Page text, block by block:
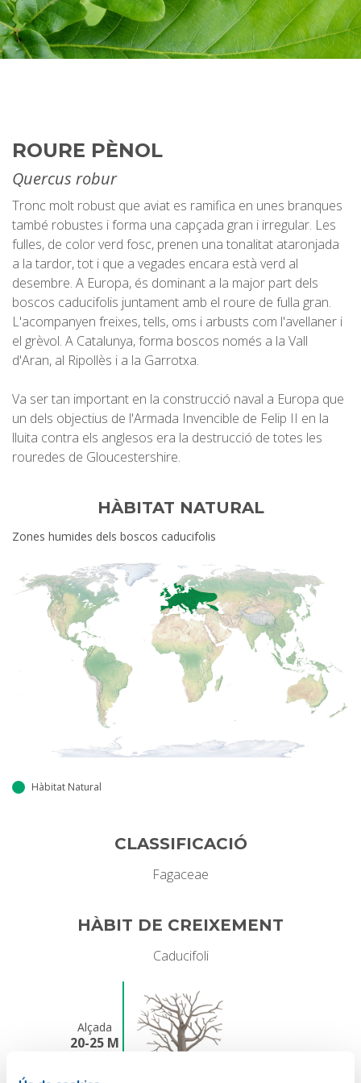
ROURE PÈNOL
Quercus robur
Tronc molt robust que aviat es ramifica en unes branques
també robustes i forma una capçada gran i irregular. Les
fulles, de color verd fosc, prenen una tonalitat ataronjada
a la tardor, tot i que a vegades encara està verd al
desembre. A Europa, és dominant a la major part dels
boscos caducifolis juntament amb el roure de fulla gran.
L'acompanyen freixes, tells, oms i arbusts com l'avellaner i
el grèvol. A Catalunya, forma boscos només a la Vall
d'Aran, al Ripollès i a la Garrotxa.
Va ser tan important en la construcció naval a Europa que
un dels objectius de l'Armada Invencible de Felip II en la
lluita contra els anglesos era la destrucció de totes les
rouredes de Gloucestershire.
HÀBITAT NATURAL
Zones humides dels boscos caducifolis
Hàbitat Natural
CLASSIFICACIÓ
Fagaceae
HÀBIT DE CREIXEMENT
Caducifoli
Alçada
20-25 M